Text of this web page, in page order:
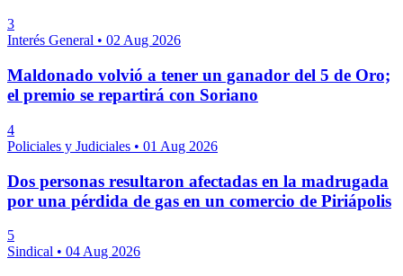
3
Interés General • 02 Aug 2026
Maldonado volvió a tener un ganador del 5 de Oro;
el premio se repartirá con Soriano
4
Policiales y Judiciales • 01 Aug 2026
Dos personas resultaron afectadas en la madrugada
por una pérdida de gas en un comercio de Piriápolis
5
Sindical • 04 Aug 2026